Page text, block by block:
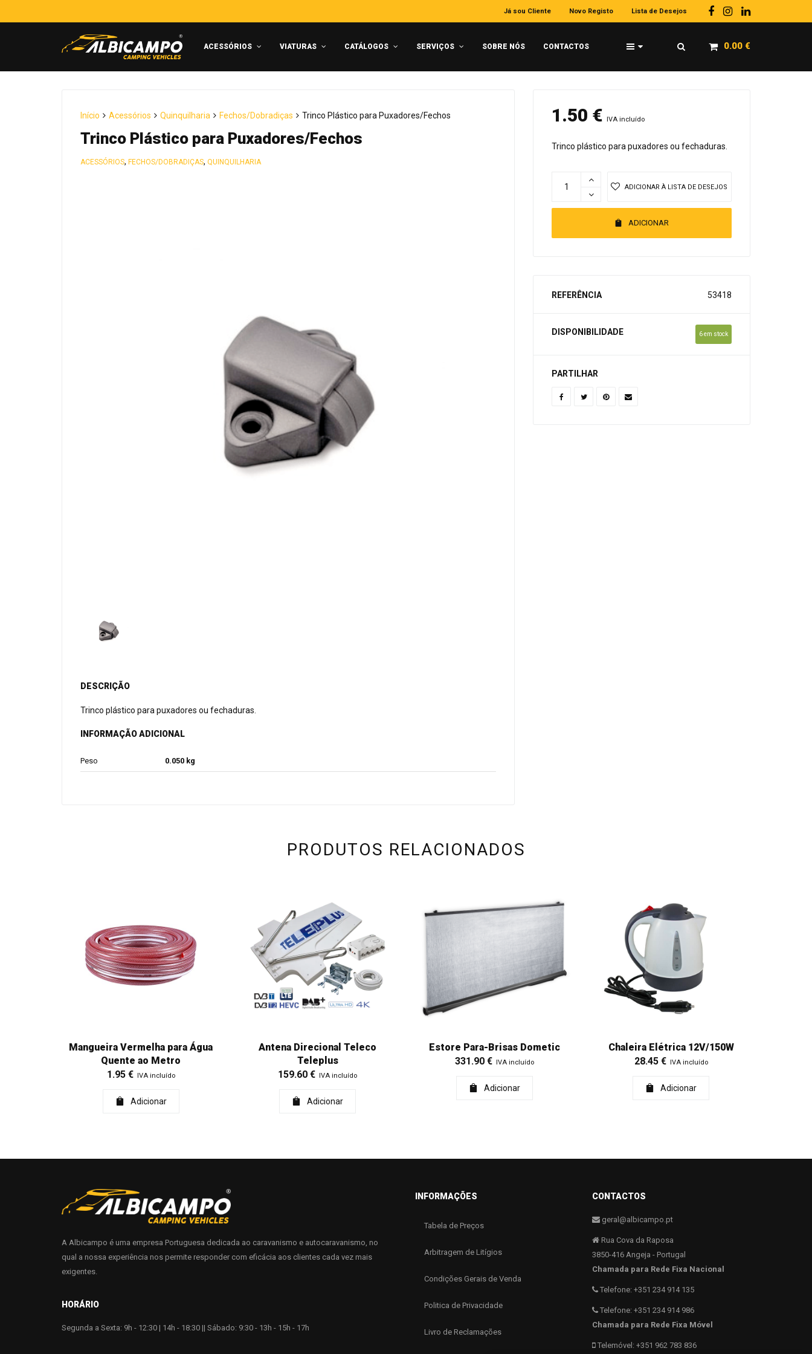
Já sou Cliente Novo Registo Lista de Desejos
ACESSÓRIOS VIATURAS CATÁLOGOS SERVIÇOS SOBRE NÓS CONTACTOS 0.00 €
Início Acessórios Quinquilharia Fechos/Dobradiças Trinco Plástico para Puxadores/Fechos
Trinco Plástico para Puxadores/Fechos
ACESSÓRIOS, FECHOS/DOBRADIÇAS, QUINQUILHARIA
DESCRIÇÃO
Trinco plástico para puxadores ou fechaduras.
INFORMAÇÃO ADICIONAL
Peso 0.050 kg
1.50 € IVA incluído
Trinco plástico para puxadores ou fechaduras.
ADICIONAR
ADICIONAR À LISTA DE DESEJOS
REFERÊNCIA 53418
DISPONIBILIDADE 6 em stock
PARTILHAR
PRODUTOS RELACIONADOS
Mangueira Vermelha para Água
Quente ao Metro
1.95 € IVA incluído
Adicionar
Antena Direcional Teleco
Teleplus
159.60€ IVA incluído
Adicionar
Estore Para-Brisas Dometic
331.90 € IVA incluído
Adicionar
Chaleira Elétrica 12V/150W
28.45 € IVA incluído
Adicionar
A Albicampo é uma empresa Portuguesa dedicada ao caravanismo e autocaravanismo, no
qual a nossa experiência nos permite responder com eficácia aos clientes cada vez mais
exigentes.
HORÁRIO
Segunda a Sexta: 9h - 12:30 | 14h - 18:30 || Sábado: 9:30 - 13h - 15h - 17h
INFORMAÇÕES
Tabela de Preços
Arbitragem de Litígios
Condições Gerais de Venda
Politica de Privacidade
Livro de Reclamações
CONTACTOS
geral@albicampo.pt
Rua Cova da Raposa
3850-416 Angeja - Portugal
Chamada para Rede Fixa Nacional
Telefone: +351 234 914 135
Telefone: +351 234 914 986
Chamada para Rede Fixa Móvel
Telemóvel: +351 962 783 836